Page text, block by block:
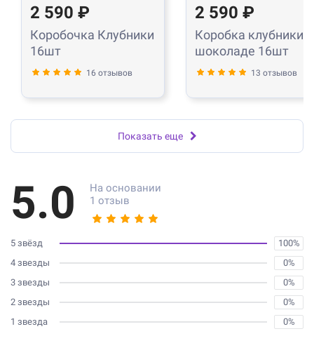
2 590 ₽
Коробочка Клубники
16шт
16 отзывов
2 590 ₽
Коробка клубники в
шоколаде 16шт
13 отзывов
Показать еще
5.0
На основании
1 отзыв
5 звёзд
100%
4 звезды
0%
3 звезды
0%
2 звезды
0%
1 звезда
0%